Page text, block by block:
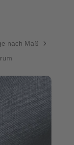
nach Maß